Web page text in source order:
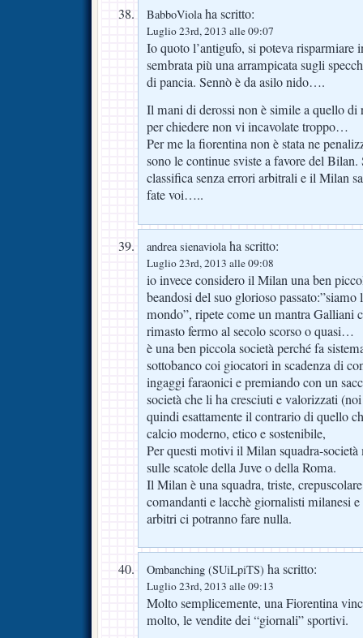
BabboViolaha scritto:
Luglio 23rd, 2013 alle 09:07
Io quoto l’antigufo, si poteva risparmiare
sembrata più una arrampicata sugli
di pancia. Sennò è da asilo nido….
Il mani di derossi non è simile a quello di
per chiedere non vi incavolate troppo…
Per me la fiorentina non è stata ne
sono le continue sviste a favore del
classifica senza errori arbitrali e il Milan
fate voi…..
andrea sienaviolaha scritto:
Luglio 23rd, 2013 alle 09:08
io invece considero il Milan una ben
beandosi del suo glorioso
mondo”, ripete come un mantra Galliani
rimasto fermo al secolo scorso o quasi…
è una ben piccola società perché fa
sottobanco coi giocatori in scadenza di
ingaggi faraonici e premiando con un
società che li ha cresciuti e valorizzati
quindi esattamente il contrario di quello
calcio moderno, etico e sostenibile,
Per questi motivi il Milan squadra-società
sulle scatole della Juve o della Roma.
Il Milan è una squadra, triste,
comandanti e lacchè giornalisti milanesi e
arbitri ci potranno fare nulla.
Ombanching (SUiLpiTS) ha scritto:
Luglio 23rd, 2013 alle 09:13
Molto semplicemente, una Fiorentina
molto, le vendite dei “giornali” sportivi.